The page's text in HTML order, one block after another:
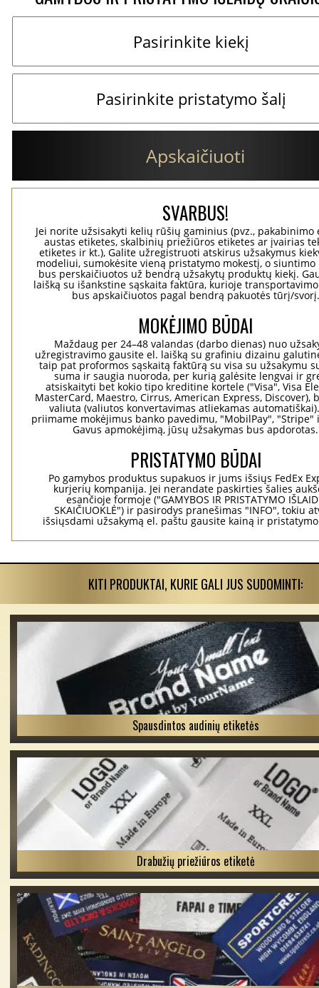
Apskaičiuoti
SVARBUS!
Jei norite užsisakyti kelių rūšių gaminius (pvz., pakabinimo
austas etiketes, skalbinių priežiūros etiketes ar įvairias
etiketes ir kt.), Galite užregistruoti atskirus užsakymus
modeliui, sumokėsite vieną pristatymo mokestį, o siuntimo
bus perskaičiuotos už bendrą užsakytų produktų kiekį.
laišką su išankstine sąskaita faktūra, kurioje
bus apskaičiuotos pagal bendrą pakuotės tūrį/svorį.
MOKĖJIMO BŪDAI
Maždaug per 24–48 valandas (darbo dienas) nuo
užregistravimo gausite el. laišką su grafiniu dizainu
taip pat proformos sąskaitą faktūrą su visa su užsakymu
suma ir saugia nuoroda, per kurią galėsite lengvai ir
atsiskaityti bet kokio tipo kreditine kortele ("Visa", Visa
MasterCard, Maestro, Cirrus, American Express, Discover),
valiuta (valiutos konvertavimas atliekamas
priimame mokėjimus banko pavedimu, "MobilPay", "Stripe"
Gavus apmokėjimą, jūsų užsakymas bus apdorotas.
PRISTATYMO BŪDAI
Po gamybos produktus supakuos ir jums išsiųs FedEx
kurjerių kompanija. Jei nerandate paskirties šalies
esančioje formoje ("GAMYBOS IR PRISTATYMO
SKAIČIUOKLĖ") ir pasirodys pranešimas "INFO", tokiu
išsiųsdami užsakymą el. paštu gausite kainą ir
KITI PRODUKTAI, KURIE GALI JUS SUDOMINTI:
Spausdintos audinių etiketės
Drabužių priežiūros etiketė